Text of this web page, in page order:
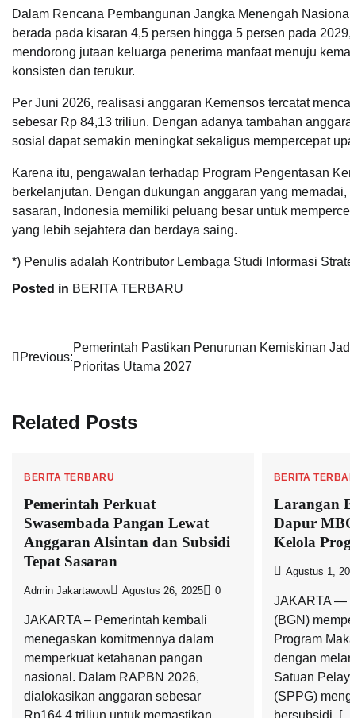
Dalam Rencana Pembangunan Jangka Menengah
berada pada kisaran 4,5 persen hingga 5 persen pada
mendorong jutaan keluarga penerima manfaat menuju
konsisten dan terukur.
Per Juni 2026, realisasi anggaran Kemensos tercatat
sebesar Rp 84,13 triliun. Dengan adanya tambahan
sosial dapat semakin meningkat sekaligus mempercepat
Karena itu, pengawalan terhadap Program Pengentasan
berkelanjutan. Dengan dukungan anggaran yang
sasaran, Indonesia memiliki peluang besar untuk
yang lebih sejahtera dan berdaya saing.
*) Penulis adalah Kontributor Lembaga Studi Informasi
Posted in BERITA TERBARU
Navigasi
Previous:
Pemerintah Pastikan Penurunan Kemiskinan
Prioritas Utama 2027
Related Posts
BERITA TERBARU
Pemerintah Perkuat
Swasembada Pangan Lewat
Anggaran Alsintan dan Subsidi
Tepat Sasaran
Admin Jakartawow Agustus 26, 2025 0
JAKARTA – Pemerintah kembali
menegaskan komitmennya dalam
memperkuat ketahanan pangan
nasional. Dalam RAPBN 2026,
dialokasikan anggaran sebesar
Rp164,4 triliun untuk memastikan
BERITA
Larangan
Dapur
Kelola
Agustus 1,
JAKARTA —
(BGN)
Program
dengan
Satuan
(SPPG)
bersubsidi,